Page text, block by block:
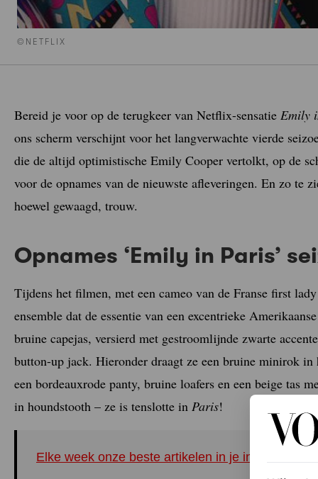
©NETFLIX
Bereid je voor op de terugkeer van Netflix-sensatie Emily
ons scherm verschijnt voor het langverwachte vierde
die de altijd optimistische Emily Cooper vertolkt, op de
voor de opnames van de nieuwste afleveringen. En zo te
hoewel gewaagd, trouw.
Opnames ‘Emily in Paris’
Tijdens het filmen, met een cameo van de Franse first
ensemble dat de essentie van een excentrieke
bruine capejas, versierd met gestroomlijnde zwarte
button-up jack. Hieronder draagt ze een bruine minirok
een bordeauxrode panty, bruine loafers en een beige tas
in houndstooth – ze is tenslotte in Paris!
Elke week onze beste artikelen in je inbox?